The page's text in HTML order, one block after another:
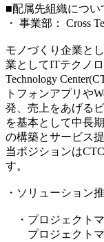
■配属先組織につい
・ 事業部： Cross
モノづくり企業と
業としてITテクノ
Technology
トフォンアプリや
発、売上をあげる
を基本として中長
の構築とサービス
当ポジションは
す。
・ソリューション
・プロジェクト
プロジェクトマ